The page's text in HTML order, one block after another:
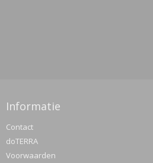
Informatie
Contact
doTERRA
Voorwaarden